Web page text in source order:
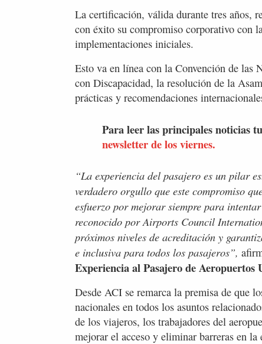
La certificación, válida durante tres años,
con éxito su compromiso corporativo con
implementaciones iniciales.
Esto va en línea con la Convención de las
con Discapacidad, la resolución de la
prácticas y recomendaciones
Para leer las principales noticias
newsletter de los viernes.
“La experiencia del pasajero es un pilar
verdadero orgullo que este compromiso
esfuerzo por mejorar siempre para
reconocido por Airports Council
próximos niveles de acreditación y
e inclusiva para todos los pasajeros”,
Experiencia al Pasajero de Aeropuertos
Desde ACI se remarca la premisa de que
nacionales en todos los asuntos
de los viajeros, los trabajadores del
mejorar el acceso y eliminar barreras en la